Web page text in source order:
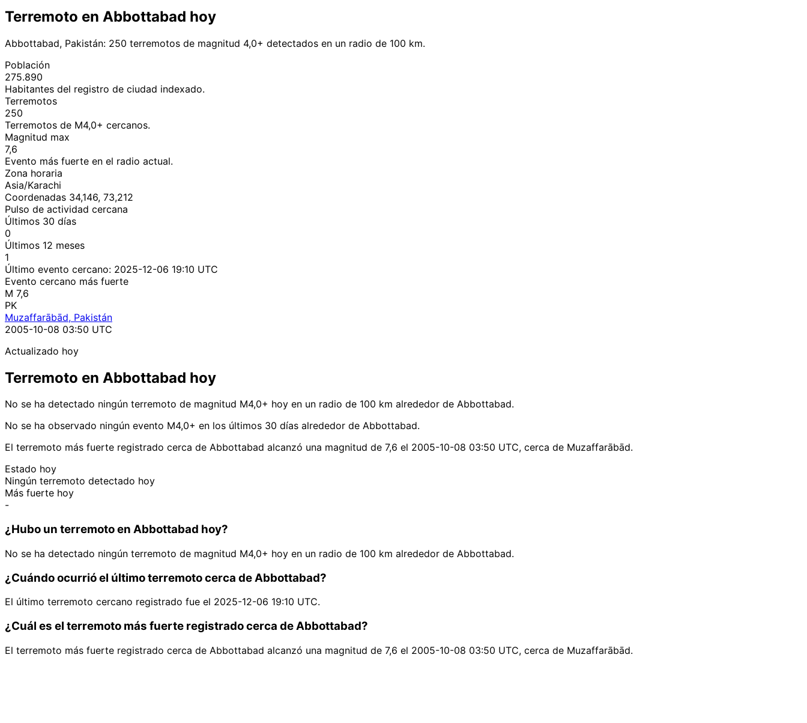
Terremoto en Abbottabad hoy
Abbottabad, Pakistán: 250 terremotos de magnitud 4,0+ detectados en un radio de 100 km.
Población
275.890
Habitantes del registro de ciudad indexado.
Terremotos
250
Terremotos de M4,0+ cercanos.
Magnitud max
7,6
Evento más fuerte en el radio actual.
Zona horaria
Asia/Karachi
Coordenadas 34,146, 73,212
Pulso de actividad cercana
Últimos 30 días
0
Últimos 12 meses
1
Último evento cercano: 2025-12-06 19:10 UTC
Evento cercano más fuerte
M 7,6
PK
Muzaffarābād, Pakistán
2005-10-08 03:50 UTC
Actualizado hoy
Terremoto en Abbottabad hoy
No se ha detectado ningún terremoto de magnitud M4,0+ hoy en un radio de 100 km alrededor de Abbottabad.
No se ha observado ningún evento M4,0+ en los últimos 30 días alrededor de Abbottabad.
El terremoto más fuerte registrado cerca de Abbottabad alcanzó una magnitud de 7,6 el 2005-10-08 03:50 UTC, cerca de Muzaffarābād.
Estado hoy
Ningún terremoto detectado hoy
Más fuerte hoy
-
¿Hubo un terremoto en Abbottabad hoy?
No se ha detectado ningún terremoto de magnitud M4,0+ hoy en un radio de 100 km alrededor de Abbottabad.
¿Cuándo ocurrió el último terremoto cerca de Abbottabad?
El último terremoto cercano registrado fue el 2025-12-06 19:10 UTC.
¿Cuál es el terremoto más fuerte registrado cerca de Abbottabad?
El terremoto más fuerte registrado cerca de Abbottabad alcanzó una magnitud de 7,6 el 2005-10-08 03:50 UTC, cerca de Muzaffarābād.